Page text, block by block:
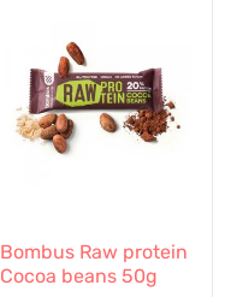
Bombus Raw protein
Cocoa beans 50g